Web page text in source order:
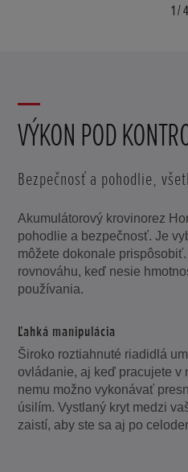
1/4
VÝKON POD
Bezpečnosť a pohodlie,
Akumulátorový krovinorez
pohodlie a bezpečnosť. Je
môžete dokonale
rovnováhu, keď nesie
používania.
Ľahká manipulácia
Široko roztiahnuté riadidlá
ovládanie, aj keď pracujete v
nemu možno vykonávať
úsilím. Vystlaný kryt medzi
zaistí, aby ste sa aj po